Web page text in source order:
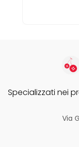
Specializzati nei
Via